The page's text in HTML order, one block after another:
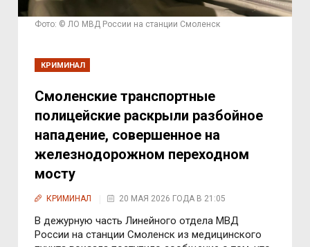
Фото: © ЛО МВД России на станции Смоленск
КРИМИНАЛ
Смоленские транспортные
полицейские раскрыли разбойное
нападение, совершенное на
железнодорожном переходном
мосту
КРИМИНАЛ 20 МАЯ 2026 ГОДА В 21:05
В дежурную часть Линейного отдела МВД
России на станции Смоленск из медицинского